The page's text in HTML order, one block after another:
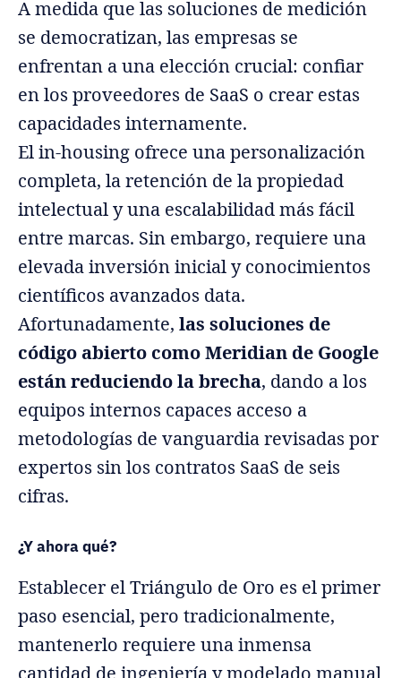
A medida que las soluciones de medición
se democratizan, las empresas se
enfrentan a una elección crucial: confiar
en los proveedores de SaaS o crear estas
capacidades internamente.
El in-housing ofrece una personalización
completa, la retención de la propiedad
intelectual y una escalabilidad más fácil
entre marcas. Sin embargo, requiere una
elevada inversión inicial y conocimientos
científicos avanzados data.
Afortunadamente, las soluciones de
código abierto como Meridian de Google
están reduciendo la brecha, dando a los
equipos internos capaces acceso a
metodologías de vanguardia revisadas por
expertos sin los contratos SaaS de seis
cifras.
¿Y ahora qué?
Establecer el Triángulo de Oro es el primer
paso esencial, pero tradicionalmente,
mantenerlo requiere una inmensa
cantidad de ingeniería y modelado manual